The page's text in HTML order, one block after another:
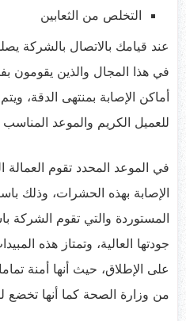
التخلص من الثعابين
عند قيامك بالاتصال بالشركة
في هذا المجال والذين يقومون
أماكن الإصابة بمنتهى الدقة،
للعميل الكريم والموعد
في الموعد المحدد تقوم
الإصابة بهذه الحشرات، وذلك
المستوردة والتي تقوم الشركة
جودتها العالية، وتمتاز هذه
على الإطلاق، حيث أنها أمنة
من وزارة الصحة كما أنها تخضع